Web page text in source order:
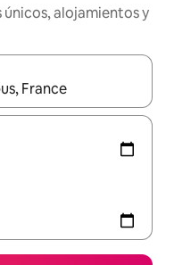
únicos, alojamientos y
navega con las